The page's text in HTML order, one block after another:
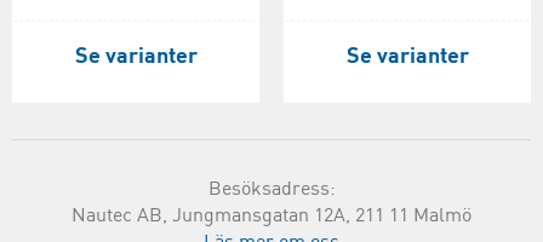
Se varianter Se varianter
Besöksadress:
Nautec AB, Jungmansgatan 12A, 211 11 Malmö